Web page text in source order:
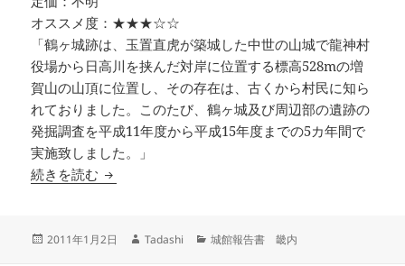
オススメ度：★★★☆☆
「鶴ヶ城跡は、玉置直虎が築城した中世の山城で龍神村
役場から日高川を挟んだ対岸に位置する標高528mの増
賀山の山頂に位置し、その存在は、古くから村民に知ら
れておりました。このたび、鶴ヶ城及び周辺部の遺跡の
発掘調査を平成11年度から平成15年度までの5カ年間で
実施致しました。」
続きを読む 鶴ヶ城後発掘調査報告書
投
2011年1月2日
作
Tadashi
カ
城館報告書 畿内